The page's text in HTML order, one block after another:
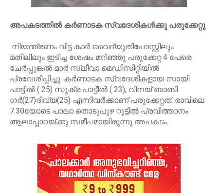
അപകടത്തിൽ കർണാടക സ്വദേശികൾക്കു പരുക്കേറ്റു
നിയന്ത്രണം വിട്ട കാർ വൈദ്യുതിപോസ്റ്റിലും
മതിലിലും ഇടിച്ച ശേഷം മറിഞ്ഞു പരുക്കേറ്റ 4 പേരെ
ചേർപ്പുങ്കൽ മാർ സ്ലീവാ മെഡിസിറ്റിയിൽ
പ്രവേശിപ്പിച്ചു. കർണാടക സ്വദേശികളായ സായി
പാട്ടീൽ ( 25) സുക്ര പാട്ടീൽ ( 23), വിനയ് ബാബി​
ഗർ(27)ദിവ്യ(25) എന്നിവർക്കാണ് പരുക്കേറ്റത്. രാവിലെ
7.30യോടെ പാലാ തൊടുപുഴ റൂട്ടിൽ പ്രവിത്താനം
ആലാപ്പാറയ്ക്കു സമീപമായിരുന്നു അപകടം.